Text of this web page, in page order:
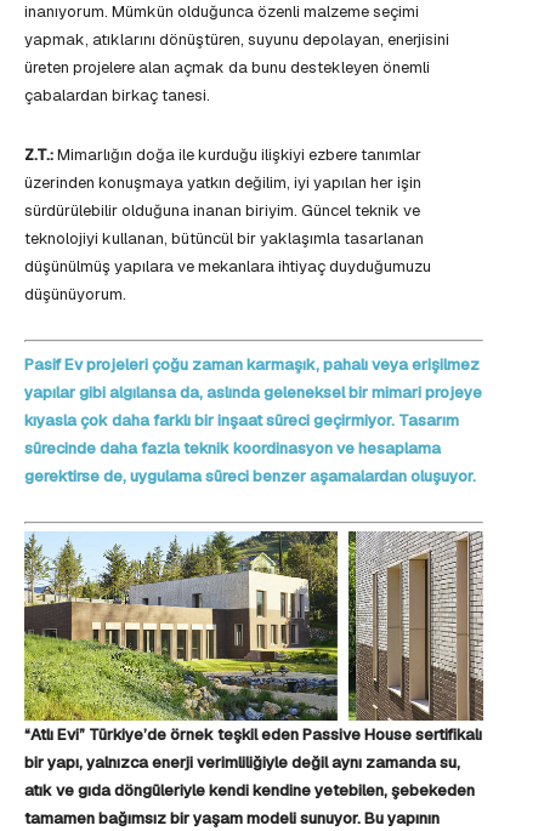
inanıyorum. Mümkün olduğunca özenli malzeme seçimi
yapmak, atıklarını dönüştüren, suyunu depolayan, enerjisini
üreten projelere alan açmak da bunu destekleyen önemli
çabalardan birkaç tanesi.
Z.T.:Mimarlığın doğa ile kurduğu ilişkiyi ezbere tanımlar
üzerinden konuşmaya yatkın değilim, iyi yapılan her işin
sürdürülebilir olduğuna inanan biriyim. Güncel teknik ve
teknolojiyi kullanan, bütüncül bir yaklaşımla tasarlanan
düşünülmüş yapılara ve mekanlara ihtiyaç duyduğumuzu
düşünüyorum.
Pasif Ev projeleri çoğu zaman karmaşık, pahalı veya erişilmez
yapılar gibi algılansa da, aslında geleneksel bir mimari projeye
kıyasla çok daha farklı bir inşaat süreci geçirmiyor. Tasarım
sürecinde daha fazla teknik koordinasyon ve hesaplama
gerektirse de, uygulama süreci benzer aşamalardan oluşuyor.
“Atlı Evi” Türkiye’de örnek teşkil eden Passive House sertifikalı
bir yapı, yalnızca enerji verimliliğiyle değil aynı zamanda su,
atık ve gıda döngüleriyle kendi kendine yetebilen, şebekeden
tamamen bağımsız bir yaşam modeli sunuyor. Bu yapının